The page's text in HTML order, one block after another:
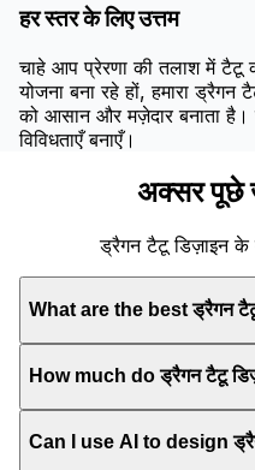
हर स्तर के लिए उत्तम
चाहे आप प्रेरणा की तलाश में टैटू
योजना बना रहे हों, हमारा ड्रैगन
को आसान और मज़ेदार बनाता है।
विविधताएँ बनाएँ।
अक्सर पूछे
ड्रैगन टैटू डिज़ाइन के
What are the best ड्रैगन
How much do ड्रैगन टैटू
Can I use AI to design